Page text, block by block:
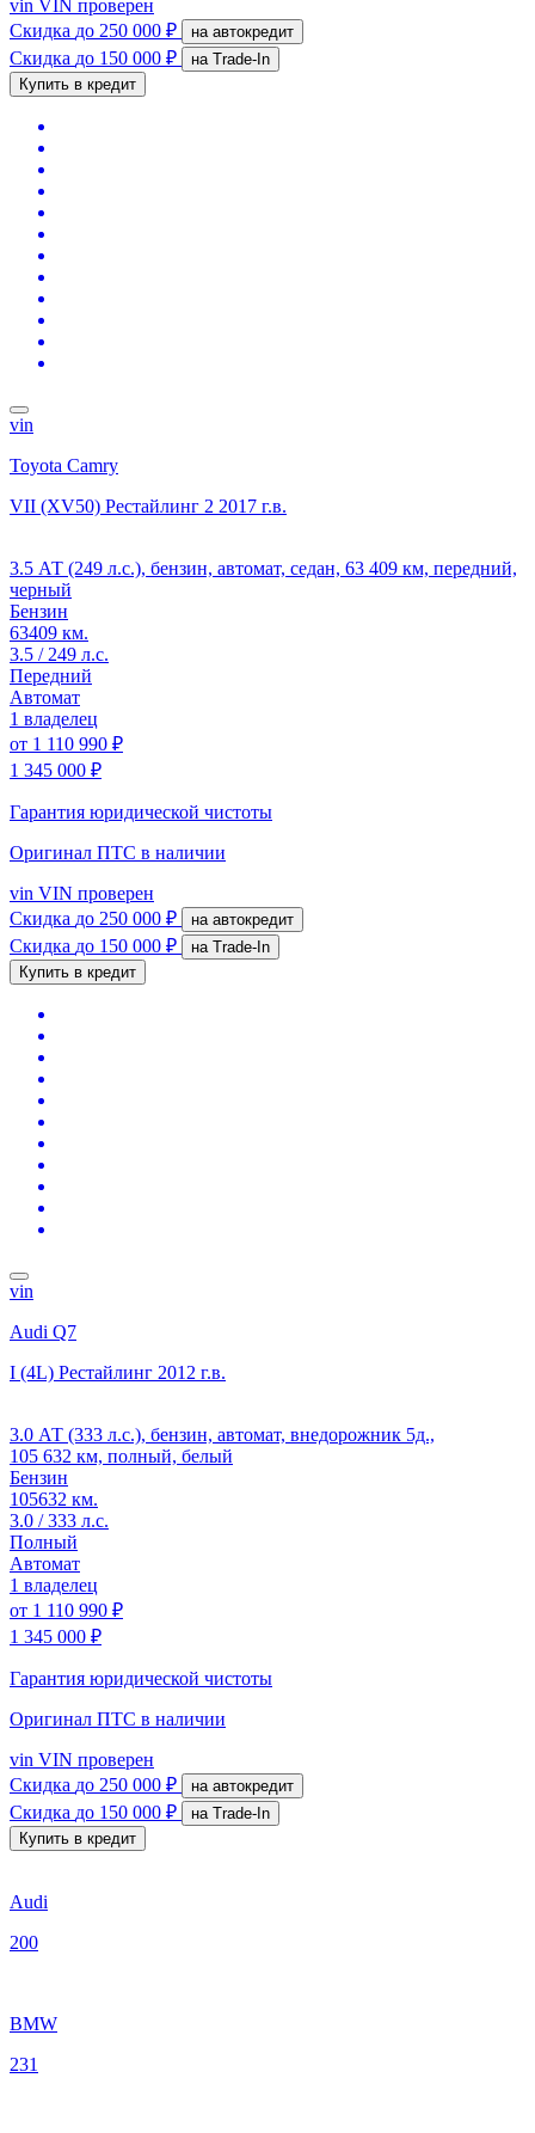
vin VIN проверен
Скидка до 250 000 ₽ на автокредит
Скидка до 150 000 ₽
на Trade-In
Купить в кредит
vin
Toyota Camry
VII (XV50) Рестайлинг 2 2017 г.в.
3.5 АТ (249 л.с.), бензин, автомат, седан, 63 409 км, передний,
черный
Бензин
63409 км.
3.5 / 249 л.с.
Передний
Автомат
1 владелец
от 1 110 990 ₽
1 345 000 ₽
Гарантия юридической чистоты
Оригинал ПТС в наличии
vin VIN проверен
Скидка до 250 000 ₽ на автокредит
Скидка до 150 000 ₽
на Trade-In
Купить в кредит
vin
Audi Q7
I (4L) Рестайлинг 2012 г.в.
3.0 АТ (333 л.с.), бензин, автомат, внедорожник 5д.,
105 632 км, полный, белый
Бензин
105632 км.
3.0 / 333 л.с.
Полный
Автомат
1 владелец
от 1 110 990 ₽
1 345 000 ₽
Гарантия юридической чистоты
Оригинал ПТС в наличии
vin VIN проверен
Скидка до 250 000 ₽ на автокредит
Скидка до 150 000 ₽
на Trade-In
Купить в кредит
Audi
200
BMW
231